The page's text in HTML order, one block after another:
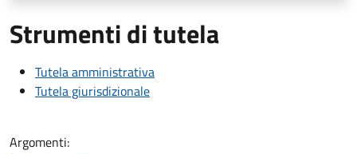
Strumenti di tutela
Tutela amministrativa
Tutela giurisdizionale
Argomenti: